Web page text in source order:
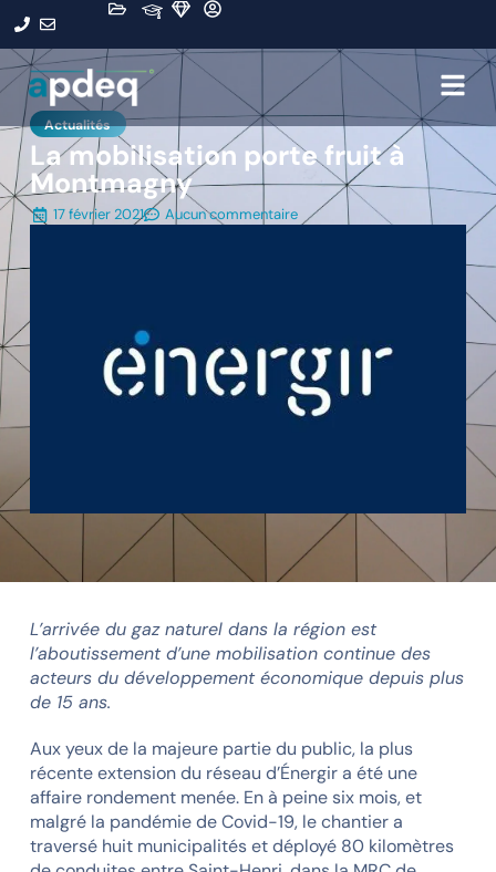
Actualités
La mobilisation porte fruit à
Montmagny
17 février 2021 Aucun commentaire
L’arrivée du gaz naturel dans la région est
l’aboutissement d’une mobilisation continue des
acteurs du développement économique depuis plus
de 15 ans.
Aux yeux de la majeure partie du public, la plus
récente extension du réseau d’Énergir a été une
affaire rondement menée. En à peine six mois, et
malgré la pandémie de Covid-19, le chantier a
traversé huit municipalités et déployé 80 kilomètres